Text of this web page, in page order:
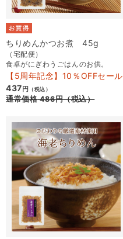
ちりめんかつお煮 45g
（宅配便）
食卓がにぎわうごはんのお供。
【5周年記念】10％OFFセール
437 円 （税込）
通常価格486円（税込）